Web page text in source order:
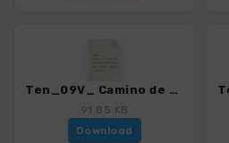
Ten_09V_ Camino de Candelaria Aguamansa - Arafo.gpx
91.85 KB
Download